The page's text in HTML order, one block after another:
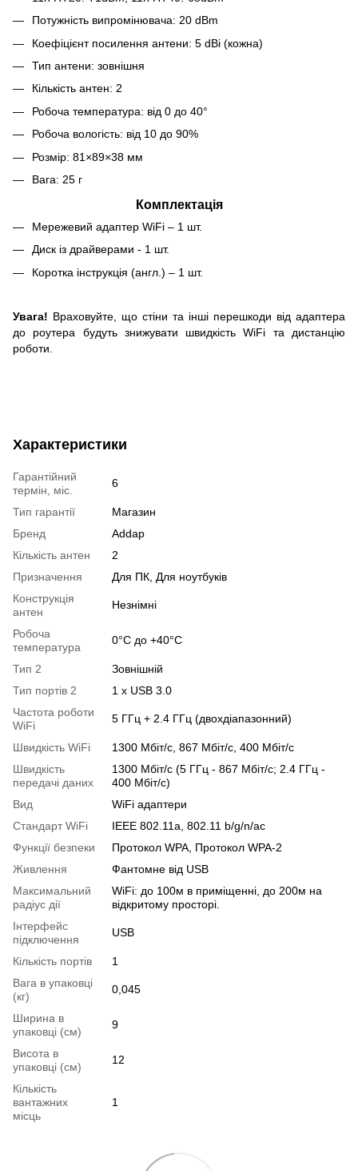
Потужність випромінювача: 20 dBm
Коефіцієнт посилення антени: 5 dBi (кожна)
Тип антени: зовнішня
Кількість антен: 2
Робоча температура: від 0 до 40°
Робоча вологість: від 10 до 90%
Розмір: 81×89×38 мм
Вага: 25 г
Комплектація
Мережевий адаптер WiFi – 1 шт.
Диск із драйверами - 1 шт.
Коротка інструкція (англ.) – 1 шт.
Увага! Враховуйте, що стіни та інші перешкоди від адаптера
до роутера будуть знижувати швидкість WiFi та дистанцію
роботи.
Характеристики
Гарантійний
термін, міс.
6
Тип гарантії
Магазин
Бренд
Addap
Кількість антен
2
Призначення
Для ПК, Для ноутбуків
Конструкція
антен
Незнімні
Робоча
температура
0°C до +40°C
Тип 2
Зовнішній
Тип портів 2
1 x USB 3.0
Частота роботи
WiFi
5 ГГц + 2.4 ГГц (двохдіапазонний)
Швидкість WiFi
1300 Мбіт/с, 867 Мбіт/с, 400 Мбіт/с
Швидкість
передачі даних
1300 Мбіт/с (5 ГГц - 867 Мбіт/с; 2.4 ГГц -
400 Мбіт/с)
Вид
WiFi адаптери
Стандарт WiFi
IEEE 802.11a, 802.11 b/g/n/ac
Функції безпеки
Протокол WPA, Протокол WPA-2
Живлення
Фантомне від USB
Максимальний
радіус дії
WiFi: до 100м в приміщенні, до 200м на
відкритому просторі.
Інтерфейс
підключення
USB
Кількість портів
1
Вага в упаковці
(кг)
0,045
Ширина в
упаковці (см)
9
Висота в
упаковці (см)
12
Кількість
вантажних
місць
1